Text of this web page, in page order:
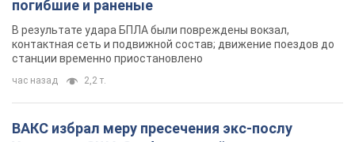
деле
Суд не полностью удовлетворил ходатайство прокуратуры
час назад 5,9 т.